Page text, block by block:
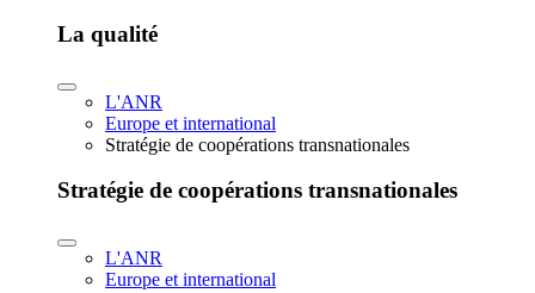
La qualité
L'ANR
Europe et international
Stratégie de coopérations transnationales
Stratégie de coopérations transnationales
L'ANR
Europe et international